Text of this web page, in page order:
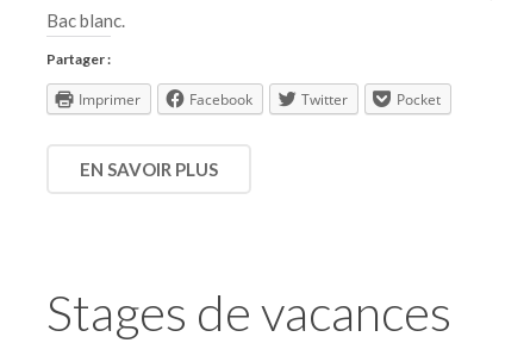
Bac blanc.
Partager :
Imprimer Facebook Twitter Pocket
EN SAVOIR PLUS
Stages de vacances